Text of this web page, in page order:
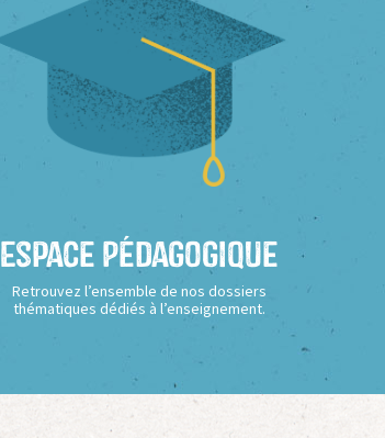
Espace Pédagogique
Retrouvez l’ensemble de nos dossiers
thématiques dédiés à l’enseignement.